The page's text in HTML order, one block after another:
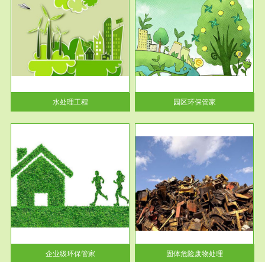
水处理工程
服务范围
园区环保管家
2016 年 4 月，环保部下发《关
于积极发挥环境保护作用促进供
给侧结...
园区环保管家
企业级环保管家
服务范围
固体危险废物处理
固体废物解释：固体废物是指人
们在生产建设、日常生活和其他
活动中...
固体危险废物处理